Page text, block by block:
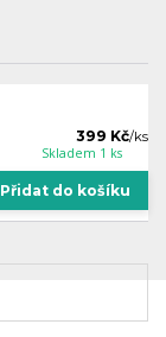
399 Kč/ks
Skladem 1 ks
Přidat do košíku